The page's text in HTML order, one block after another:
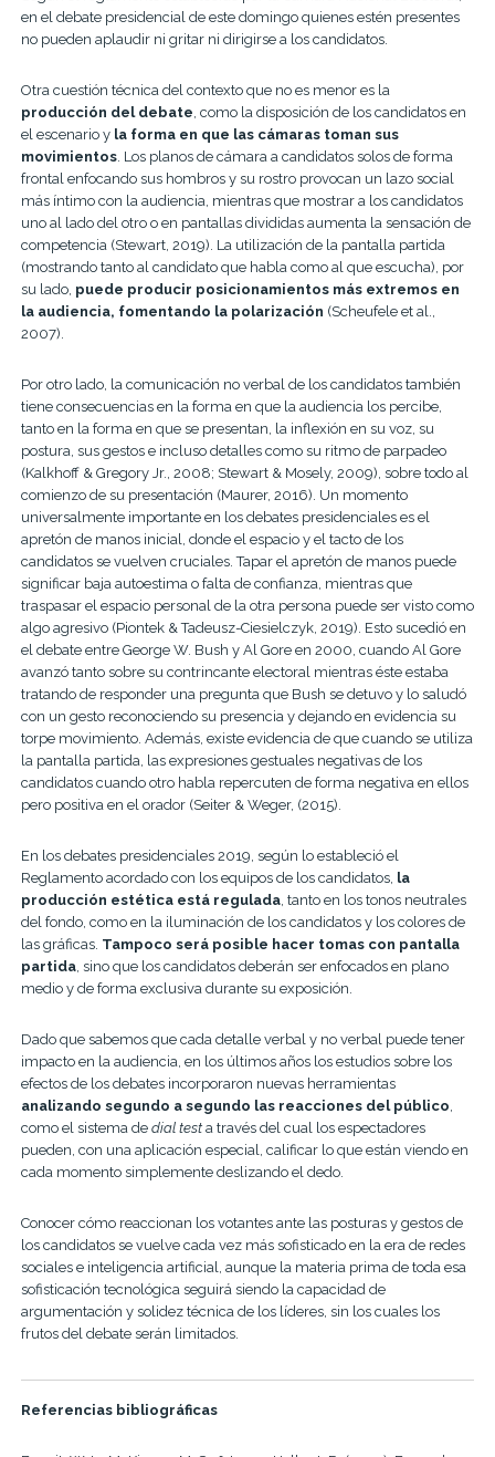
en el debate presidencial de este domingo quienes estén presentes
no pueden aplaudir ni gritar ni dirigirse a los candidatos.
Otra cuestión técnica del contexto que no es menor es la
producción del debate, como la disposición de los candidatos en
el escenario y la forma en que las cámaras toman sus
movimientos. Los planos de cámara a candidatos solos de forma
frontal enfocando sus hombros y su rostro provocan un lazo social
más íntimo con la audiencia, mientras que mostrar a los candidatos
uno al lado del otro o en pantallas divididas aumenta la sensación de
competencia (Stewart, 2019). La utilización de la pantalla partida
(mostrando tanto al candidato que habla como al que escucha), por
su lado, puede producir posicionamientos más extremos en
la audiencia, fomentando la polarización (Scheufele et al.,
2007).
Por otro lado, la comunicación no verbal de los candidatos también
tiene consecuencias en la forma en que la audiencia los percibe,
tanto en la forma en que se presentan, la inflexión en su voz, su
postura, sus gestos e incluso detalles como su ritmo de parpadeo
(Kalkhoff & Gregory Jr., 2008; Stewart & Mosely, 2009), sobre todo al
comienzo de su presentación (Maurer, 2016). Un momento
universalmente importante en los debates presidenciales es el
apretón de manos inicial, donde el espacio y el tacto de los
candidatos se vuelven cruciales. Tapar el apretón de manos puede
significar baja autoestima o falta de confianza, mientras que
traspasar el espacio personal de la otra persona puede ser visto como
algo agresivo (Piontek & Tadeusz-Ciesielczyk, 2019). Esto sucedió en
el debate entre George W. Bush y Al Gore en 2000, cuando Al Gore
avanzó tanto sobre su contrincante electoral mientras éste estaba
tratando de responder una pregunta que Bush se detuvo y lo saludó
con un gesto reconociendo su presencia y dejando en evidencia su
torpe movimiento. Además, existe evidencia de que cuando se utiliza
la pantalla partida, las expresiones gestuales negativas de los
candidatos cuando otro habla repercuten de forma negativa en ellos
pero positiva en el orador (Seiter & Weger, (2015).
En los debates presidenciales 2019, según lo estableció el
Reglamento acordado con los equipos de los candidatos, la
producción estética está regulada, tanto en los tonos neutrales
del fondo, como en la iluminación de los candidatos y los colores de
las gráficas. Tampoco será posible hacer tomas con pantalla
partida, sino que los candidatos deberán ser enfocados en plano
medio y de forma exclusiva durante su exposición.
Dado que sabemos que cada detalle verbal y no verbal puede tener
impacto en la audiencia, en los últimos años los estudios sobre los
efectos de los debates incorporaron nuevas herramientas
analizando segundo a segundo las reacciones del público,
como el sistema de dial test a través del cual los espectadores
pueden, con una aplicación especial, calificar lo que están viendo en
cada momento simplemente deslizando el dedo.
Conocer cómo reaccionan los votantes ante las posturas y gestos de
los candidatos se vuelve cada vez más sofisticado en la era de redes
sociales e inteligencia artificial, aunque la materia prima de toda esa
sofisticación tecnológica seguirá siendo la capacidad de
argumentación y solidez técnica de los líderes, sin los cuales los
frutos del debate serán limitados.
Referencias bibliográficas